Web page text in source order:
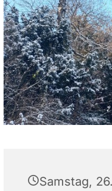
Samstag,